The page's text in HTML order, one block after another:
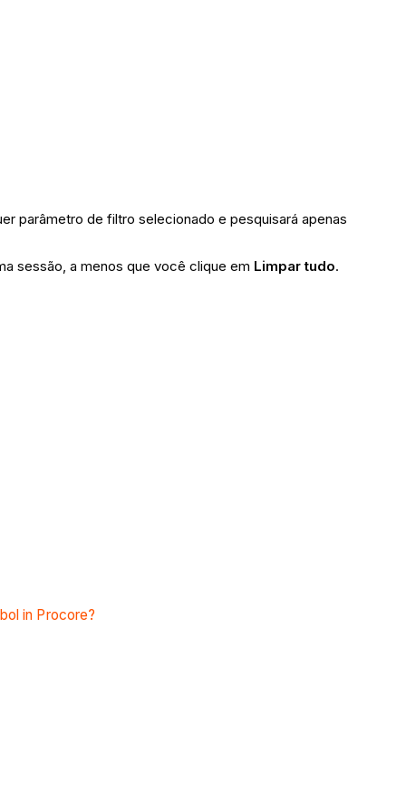
parâmetro de filtro selecionado e pesquisará apenas
sessão, a menos que você clique em Limpar tudo.
in Procore?